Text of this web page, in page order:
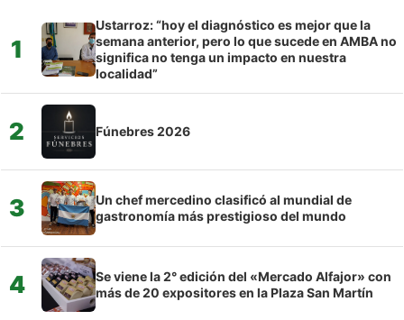
1
Ustarroz: “hoy el diagnóstico es mejor que la
semana anterior, pero lo que sucede en AMBA no
significa no tenga un impacto en nuestra
localidad”
2 Fúnebres 2026
3
Un chef mercedino clasificó al mundial de
gastronomía más prestigioso del mundo
4
Se viene la 2° edición del «Mercado Alfajor» con
más de 20 expositores en la Plaza San Martín